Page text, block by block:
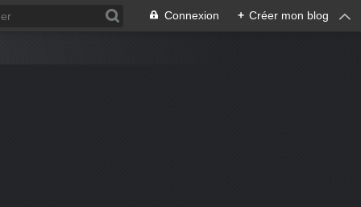
Connexion + Créer mon blog